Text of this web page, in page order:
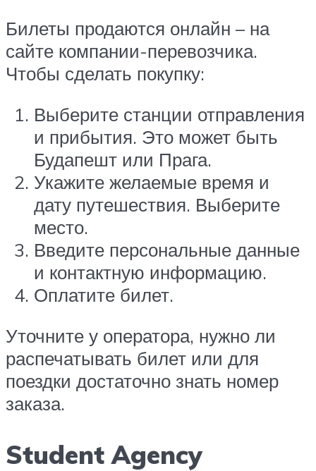
Билеты продаются онлайн – на
сайте компании-перевозчика.
Чтобы сделать покупку:
Выберите станции отправления
и прибытия. Это может быть
Будапешт или Прага.
Укажите желаемые время и
дату путешествия. Выберите
место.
Введите персональные данные
и контактную информацию.
Оплатите билет.
Уточните у оператора, нужно ли
распечатывать билет или для
поездки достаточно знать номер
заказа.
Student Agency